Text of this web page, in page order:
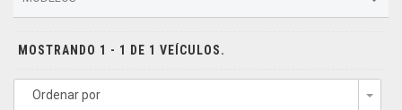
MOSTRANDO 1 - 1 DE 1 VEÍCULOS.
Ordenar por